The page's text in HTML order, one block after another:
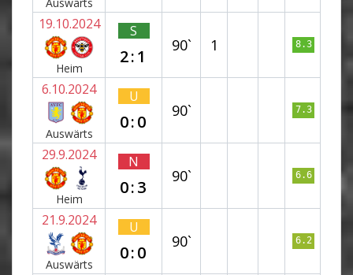
19.10.2024
Heim
S
2:1
90` 1 8.3
6.10.2024
Auswärts
U
0:0
90` 7.3
29.9.2024
Heim
N
0:3
90` 6.6
21.9.2024
Auswärts
U
0:0
90` 6.2